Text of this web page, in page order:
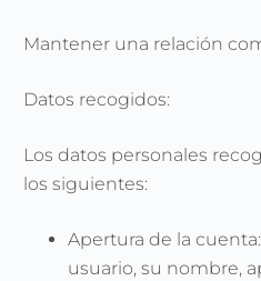
Mantener una relación
Datos recogidos:
Los datos personales
los siguientes:
Apertura de la
usuario, su nombre,